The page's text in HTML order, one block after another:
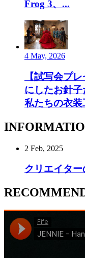
Frog 3、...
4 May, 2026
【試写会プ
にしたお針
私たちの衣装
2 Feb, 2025
クリエイタ